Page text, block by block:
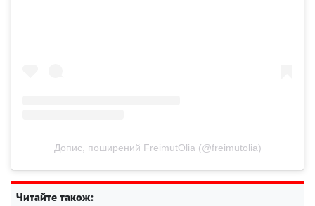
Допис, поширений FreimutOlia (@freimutolia)
Читайте також: